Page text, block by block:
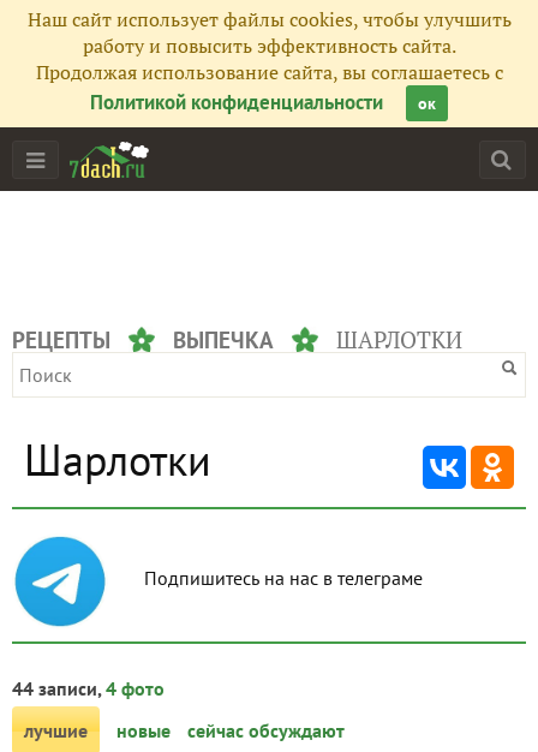
Наш сайт использует файлы cookies, чтобы улучшить
работу и повысить эффективность сайта.
Продолжая использование сайта, вы соглашаетесь с
Политикой конфиденциальности
ок
РЕЦЕПТЫ ВЫПЕЧКА ШАРЛОТКИ
Шарлотки
Подпишитесь на нас в телеграме
44 записи,4 фото
лучшие
новые сейчас обсуждают